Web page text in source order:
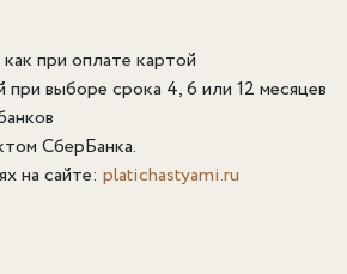
при оплате картой
выборе срока 4, 6 или 12 месяцев
СберБанка.
на сайте: platichastyami.ru